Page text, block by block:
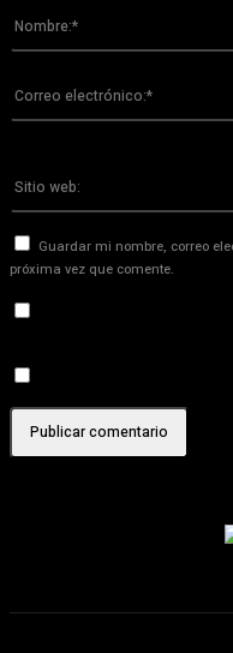
Guardar mi nombre, correo
próxima vez que comente.